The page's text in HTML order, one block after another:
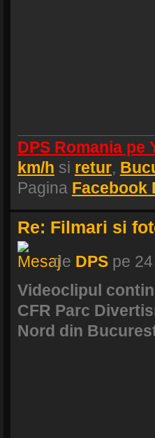
DPS Romania pe
km/h si retur,
Pagina Facebook
Re: Filmari si
de DPSpe 24
Videoclipul
CFR Parc
Nord din